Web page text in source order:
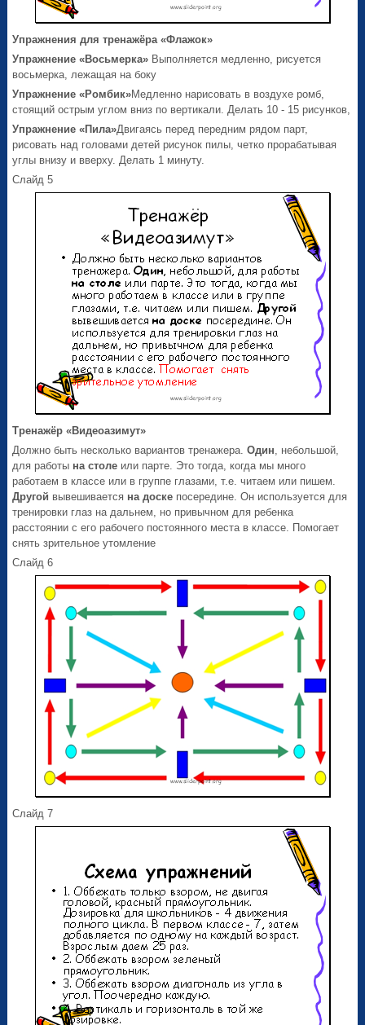
Упражнения для тренажёра «Флажок»
Упражнение «Восьмерка» Выполняется мед­ленно, рисуется
восьмерка, лежащая на боку
Упражнение «Ромбик»Медленно нарисовать в воздухе ромб,
стоящий острым углом вниз по вертикали. Делать 10 - 15 рисунков,
Упражнение «Пила»Двигаясь перед передним рядом парт,
рисовать над головами детей рисунок пилы, четко прорабатывая
углы внизу и вверху. Делать 1 минуту.
Слайд 5
Тренажёр «Видеоазимут»
Должно быть несколько вариантов тренажера.Один, небольшой,
для работы на столе или парте. Это тогда, когда мы много
работаем в классе или в группе глазами, т.е. читаем или пишем.
Другой вывешивается на доске посередине. Он используется для
тренировки глаз на дальнем, но привычном для ребенка
расстоянии с его рабочего постоянного места в классе. Помогает
снять зрительное утомление
Слайд 6
Слайд 7